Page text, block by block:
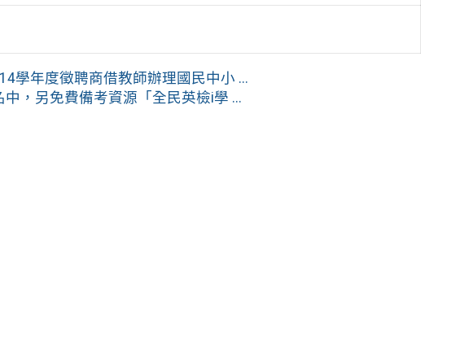
學年度徵聘商借教師辦理國民中小 ...
中，另免費備考資源「全民英檢i學 ...